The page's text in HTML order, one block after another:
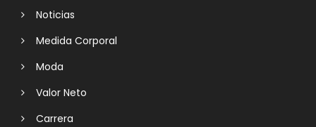
Noticias
Medida Corporal
Moda
Valor Neto
Carrera